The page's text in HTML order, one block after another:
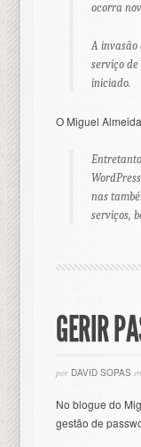
ocorra
A invasão
serviço
iniciado.
O Miguel
nas
serviços,
GERIR
por DAVID SOPAS
No blogue do
gestão de